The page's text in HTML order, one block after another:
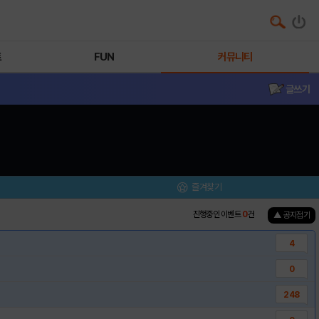
FUN 커뮤니티
글쓰기
즐겨찾기
진행중인 이벤트0건 ▲ 공지접기
4
0
248